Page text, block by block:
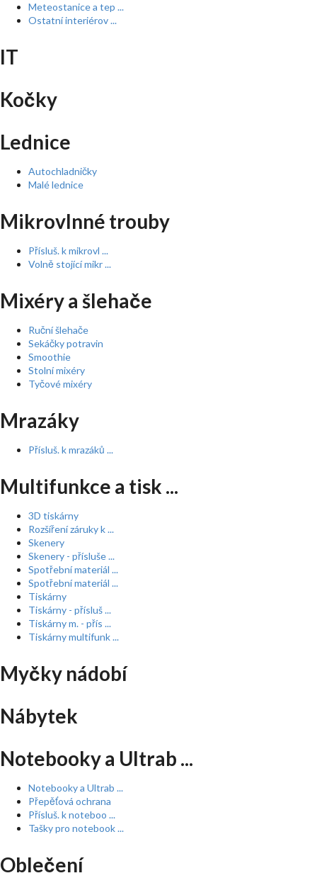
Meteostanice a tep ...
Ostatní interiérov ...
IT
Kočky
Lednice
Autochladničky
Malé lednice
Mikrovlnné trouby
Přísluš. k mikrovl ...
Volně stojící mikr ...
Mixéry a šlehače
Ruční šlehače
Sekáčky potravin
Smoothie
Stolní mixéry
Tyčové mixéry
Mrazáky
Přísluš. k mrazáků ...
Multifunkce a tisk ...
3D tiskárny
Rozšíření záruky k ...
Skenery
Skenery - přísluše ...
Spotřební materiál ...
Spotřební materiál ...
Tiskárny
Tiskárny - přísluš ...
Tiskárny m. - přís ...
Tiskárny multifunk ...
Myčky nádobí
Nábytek
Notebooky a Ultrab ...
Notebooky a Ultrab ...
Přepěťová ochrana
Přísluš. k noteboo ...
Tašky pro notebook ...
Oblečení